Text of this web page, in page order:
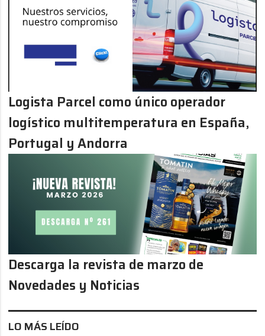
LO MÁS LEÍDO
Logista Parcel como único operador
logístico multitemperatura en España,
Portugal y Andorra
Descarga la revista de marzo de
Novedades y Noticias